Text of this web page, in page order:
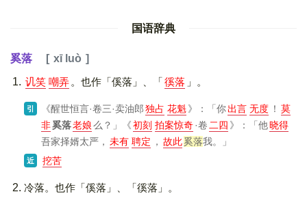
国语辞典
奚落
xī luò
讥笑 嘲弄 。也作「傒落」、「徯落 」。
引 《醒世恒言·卷三·卖油郎独占 花魁》 ：「你出言 无度 ！ 莫
非奚落老娘么？」 《初刻 拍案惊奇·卷 二四 》 ：「他晓得
吾家择婿太严， 未有 聘定 ， 故此奚落我。」
近 挖苦
冷落。也作「傒落」、「徯落」。